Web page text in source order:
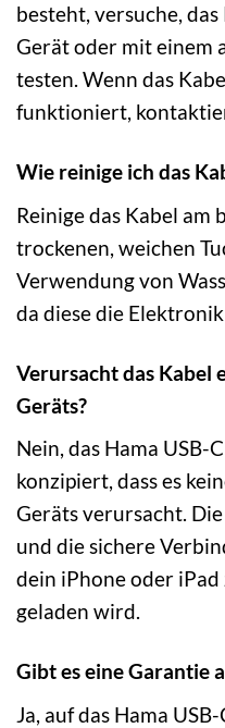
besteht, versuche,
Gerät oder mit einem
testen. Wenn das
funktioniert,
Wie reinige ich das
Reinige das Kabel am
trockenen, weichen
Verwendung von
da diese die
Verursacht das Kabel
Geräts?
Nein, das Hama USB-
konzipiert, dass es
Geräts verursacht.
und die sichere
dein iPhone oder
geladen wird.
Gibt es eine Garantie
Ja, auf das Hama